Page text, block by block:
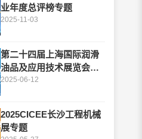
业年度总评榜专题
2025-11-03
第二十四届上海国际润滑
油品及应用技术展览会专
题
2025-06-12
2025CICEE长沙工程机械
展专题